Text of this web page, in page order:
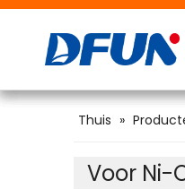
Thuis »
Voor Ni-